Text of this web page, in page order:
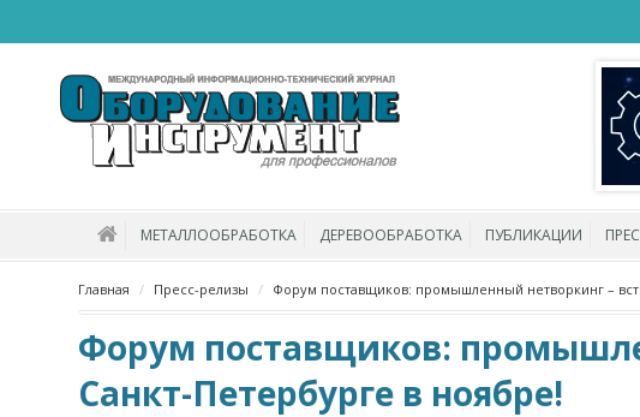
МЕТАЛЛООБРАБОТКА ДЕРЕВООБРАБОТКА ПУБЛИКАЦИИ
Главная Пресс-релизы Форум поставщиков: промышленный нетворкинг –
Форум поставщиков:
Санкт-Петербурге в ноябре!